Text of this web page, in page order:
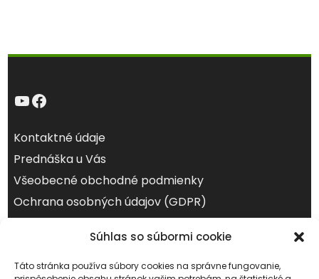
Súhlas so súbormi cookie
Táto stránka používa súbory cookies na správne fungovanie,
YouTube
Facebook
Kontaktné údaje
Prednáška u Vás
Všeobecné obchodné podmienky
Ochrana osobných údajov (GDPR)
august 2026